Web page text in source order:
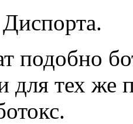
подобно
для тех же